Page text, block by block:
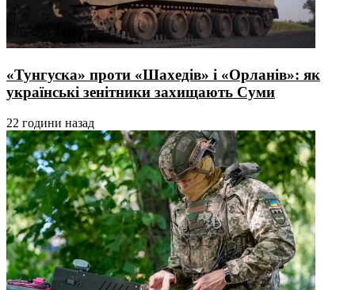
«Тунгуска» проти «Шахедів» і «Орланів»: як
українські зенітники захищають Суми
22 години назад